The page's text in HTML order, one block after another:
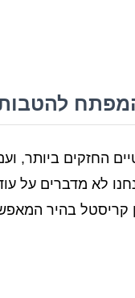
החזקים ביותר,
לא מדברים על
קריסטל בהיר